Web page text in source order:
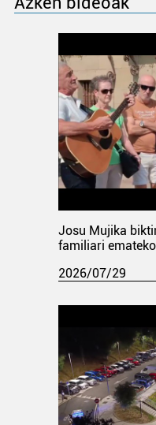
Josu Mujika
familiari
2026/07/29